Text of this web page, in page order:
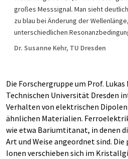
großes Messsignal. Man sieht
zu blau bei Änderung der
unterschiedlichen
Dr. Susanne Kehr, TU Dresden
Die Forschergruppe um Prof. Lukas
Technischen Universität Dresden
Verhalten von elektrischen
ähnlichen Materialien.
wie etwa Bariumtitanat, in denen
Art und Weise angeordnet sind.
Ionen verschieben sich im